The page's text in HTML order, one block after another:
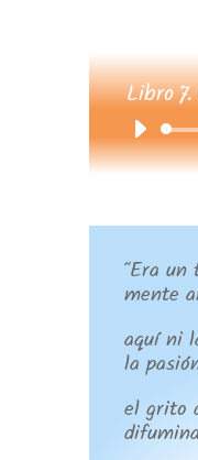
Libro
“Era
mente
aquí ni
la
el grito